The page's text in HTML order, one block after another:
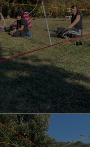
cuerda colorida
apoyados